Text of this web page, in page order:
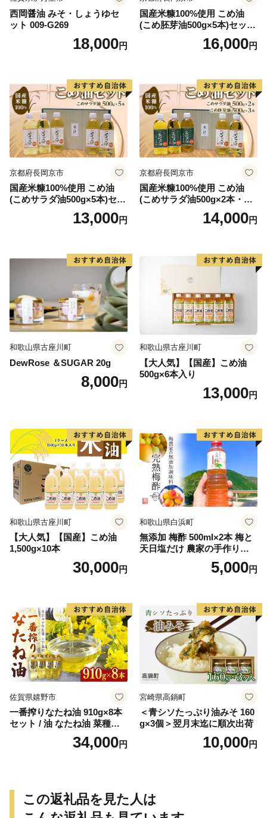
宮崎県児湯郡都農町大字川北1432-15
都農町ふるさと納税 ワンストップ受付センター 宛
※本町から送付する返信用封筒の郵便番号とは異なりま
◆お礼の品について
◇住民票が都農町にある方は、お礼の品のお届けは対象
外です。
◇お届けしたお礼の品は確実にお受取りください。長期
不在等の寄附者様事由による返品交換、キャンセルはお
受けしておりません。
◇ヤマト運輸様では、お礼の品の発送後にお届け先を変
更（転送）する場合、転送料金は贈答用の場合でもお届
け先様のご負担となりますので、ご住所にお間違いがな
なお、お届け先様が住所不明で配達ができない場合は、
送り状記載のご依頼主様に返送させていただきますの
で、予めご了承ください。
◇一部離島にはクール便でのお届けができかねる地域が
ございます。
◇万一、お礼の品に破損・汚損・不良およびご注文と異
なる場合は、必ず状態が確認できる写真などをメールに
てお送りください。
西岡醤油 みそ・しょうゆセ
ット 009-G269
18,000円
国産米糠100%使用 こめ油
(こめ胚芽油500g×5本)セット
16,000円
京都府長岡京市
国産米糠100%使用 こめ油
(こめサラダ油500g×5本)セッ
13,000円
京都府長岡京市
国産米糠100%使用 こめ油
(こめサラダ油500g×2本・こ
め胚芽油500g×3本)セット [1
14,000円
和歌山県古座川町
DewRose ＆SUGAR 20g
8,000円
和歌山県古座川町
【大人気】【国産】こめ油
500g×6本入り
13,000円
和歌山県古座川町
【大人気】【国産】こめ油
1,500g×10本
30,000円
和歌山県白浜町
無添加 梅酢 500ml×2本 梅と
天日塩だけ 農家の手作り完
5,000円
佐賀県嬉野市
一番搾りなたね油 910g×8本
セット / 油 なたね油 菜種油
ナタネ【山下製油】 [NBE00
34,000円
宮崎県高鍋町
＜青シソたっぷり油みそ 160
g×3個＞翌月末迄に順次出荷
10,000円
この返礼品を見た人は